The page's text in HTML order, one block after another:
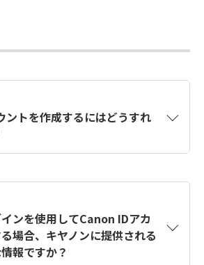
ントを作成するにはどうすれ
成方法は【カメラ】Canon IDとは
IDの作成方法は？をご確認く
ンを使用してCanon IDアカ
場合、キヤノンに提供される
報ですか？